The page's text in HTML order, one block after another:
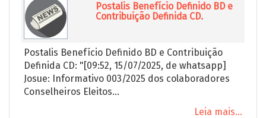
Postalis Benefício Definido BD e
Contribuição Definida CD.
Postalis Benefício Definido BD e Contribuição
Definida CD: "[09:52, 15/07/2025, de whatsapp]
Josue: Informativo 003/2025 dos colaboradores
Conselheiros Eleitos...
Leia mais...